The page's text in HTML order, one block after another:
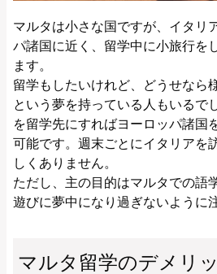
マルタは小さな国ですが、イタリ
パ諸国に近く、留学中に小旅行を
ます。
留学もしたいけれど、どうせなら
という夢を持っている人もいるで
を留学先にすればヨーロッパ諸国
可能です。週末ごとにイタリアを
しくありません。
ただし、主の目的はマルタでの語
遊びに夢中になり過ぎないように
マルタ留学のデメリ